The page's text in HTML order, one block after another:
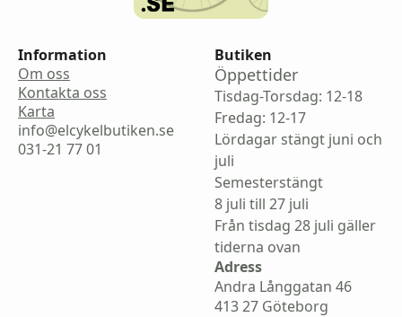
Information
Om oss
Kontakta oss
Karta
info@elcykelbutiken.se
031-21 77 01
Butiken
Öppettider
Tisdag-Torsdag: 12-18
Fredag: 12-17
Lördagar stängt juni och
juli
Semesterstängt
8 juli till 27 juli
Från tisdag 28 juli gäller
tiderna ovan
Adress
Andra Långgatan 46
413 27 Göteborg